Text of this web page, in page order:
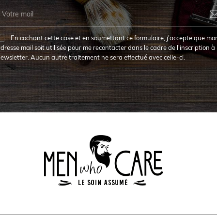
En cochant cette case et en soumettant ce formulaire, j'accepte que
mail soit utilisée pour me recontacter dans le cadre de l'inscription à
Aucun autre traitement ne sera effectué avec celle-ci.